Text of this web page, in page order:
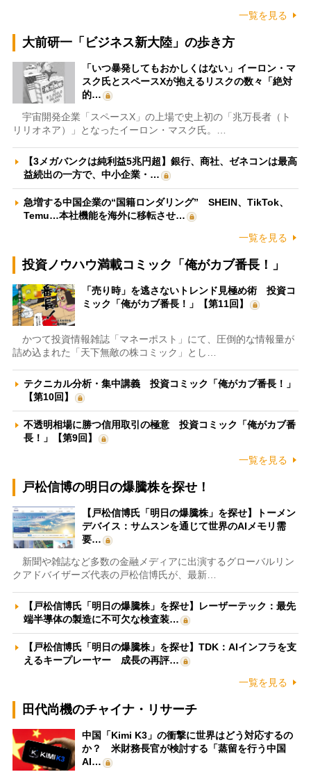
一覧を見る
大前研一「ビジネス新大陸」の歩き方
「いつ暴発してもおかしくはない」イーロン・マ
スク氏とスペースXが抱えるリスクの数々「絶対
的…
宇宙開発企業「スペースX」の上場で史上初の「兆万長者（ト
リリオネア）」となったイーロン・マスク氏。…
【3メガバンクは純利益5兆円超】銀行、商社、ゼネコンは最高
益続出の一方で、中小企業・…
急増する中国企業の“国籍ロンダリング” SHEIN、TikTok、
Temu…本社機能を海外に移転させ…
一覧を見る
投資ノウハウ満載コミック「俺がカブ番長！」
「売り時」を逃さないトレンド見極め術 投資コ
ミック「俺がカブ番長！」【第11回】
かつて投資情報雑誌「マネーポスト」にて、圧倒的な情報量が
詰め込まれた「天下無敵の株コミック」とし…
テクニカル分析・集中講義 投資コミック「俺がカブ番長！」
【第10回】
不透明相場に勝つ信用取引の極意 投資コミック「俺がカブ番
長！」【第9回】
一覧を見る
戸松信博の明日の爆騰株を探せ！
【戸松信博氏「明日の爆騰株」を探せ】トーメン
デバイス：サムスンを通じて世界のAIメモリ需
要…
新聞や雑誌など多数の金融メディアに出演するグローバルリン
クアドバイザーズ代表の戸松信博氏が、最新…
【戸松信博氏「明日の爆騰株」を探せ】レーザーテック：最先
端半導体の製造に不可欠な検査装…
【戸松信博氏「明日の爆騰株」を探せ】TDK：AIインフラを支
えるキープレーヤー 成長の再評…
一覧を見る
田代尚機のチャイナ・リサーチ
中国「Kimi K3」の衝撃に世界はどう対応するの
か？ 米財務長官が検討する「蒸留を行う中国
AI…